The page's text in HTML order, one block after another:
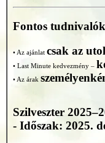
Fontos tudnivalók
• Az ajánlat csak az
• Last Minute kedvezmény –
• Az árak
Szilveszter
- Időszak: 2025.